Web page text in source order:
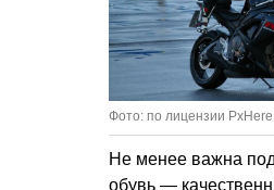
Фото: по лицензии
Не менее важна
обувь —